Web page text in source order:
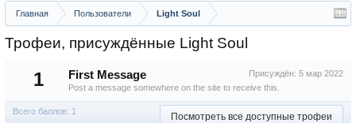
Главная Пользователи Light Soul
Трофеи, присуждённые Light Soul
1 Присуждён: 5 мар 2022
First Message
Post a message somewhere on the site to receive this.
Всего баллов: 1 Посмотреть все доступные трофеи